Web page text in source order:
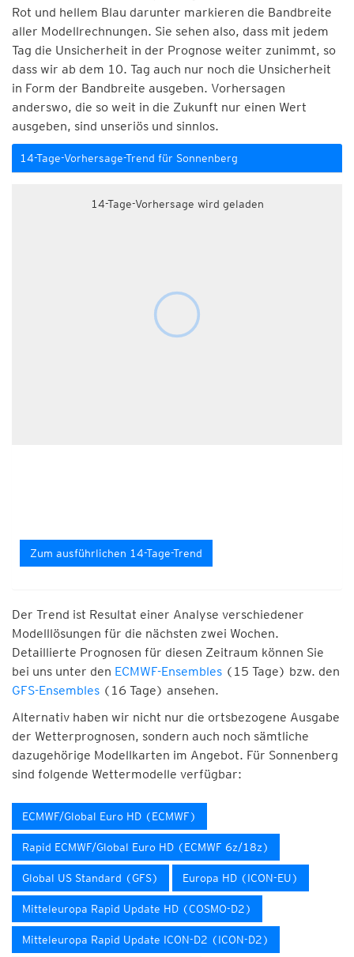
Rot und hellem Blau darunter markieren die Bandbreite
aller Modellrechnungen. Sie sehen also, dass mit jedem
Tag die Unsicherheit in der Prognose weiter zunimmt, so
dass wir ab dem 10. Tag auch nur noch die Unsicherheit
in Form der Bandbreite ausgeben. Vorhersagen
anderswo, die so weit in die Zukunft nur einen Wert
ausgeben, sind unseriös und sinnlos.
14-Tage-Vorhersage-Trend für Sonnenberg
14-Tage-Vorhersage wird geladen
Zum ausführlichen 14-Tage-Trend
Der Trend ist Resultat einer Analyse verschiedener
Modelllösungen für die nächsten zwei Wochen.
Detaillierte Prognosen für diesen Zeitraum können Sie
bei uns unter den ECMWF-Ensembles (15 Tage) bzw. den
GFS-Ensembles (16 Tage) ansehen.
Alternativ haben wir nicht nur die ortsbezogene Ausgabe
der Wetterprognosen, sondern auch noch sämtliche
dazugehörige Modellkarten im Angebot. Für Sonnenberg
sind folgende Wettermodelle verfügbar:
ECMWF/Global Euro HD (ECMWF)
Rapid ECMWF/Global Euro HD (ECMWF 6z/18z)
Global US Standard (GFS) Europa HD (ICON-EU)
Mitteleuropa Rapid Update HD (COSMO-D2)
Mitteleuropa Rapid Update ICON-D2 (ICON-D2)